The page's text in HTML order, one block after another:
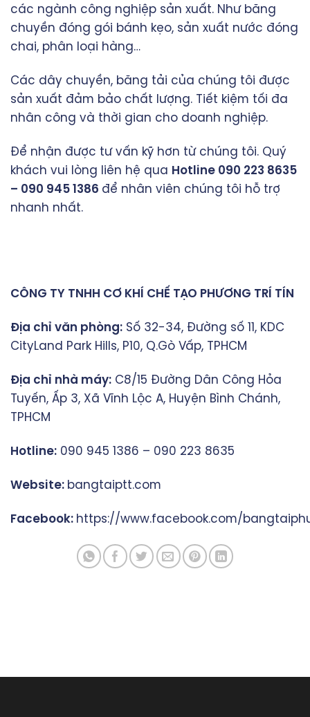
các ngành công nghiệp sản xuất. Như băng
chuyền đóng gói bánh kẹo, sản xuất nước đóng
chai, phân loại hàng…
Các dây chuyền, băng tải của chúng tôi được
sản xuất đảm bảo chất lượng. Tiết kiệm tối đa
nhân công và thời gian cho doanh nghiệp.
Để nhận được tư vấn kỹ hơn từ chúng tôi. Quý
khách vui lòng liên hệ qua Hotline 090 223 8635
– 090 945 1386 để nhân viên chúng tôi hỗ trợ
nhanh nhất.
CÔNG TY TNHH CƠ KHÍ CHẾ TẠO PHƯƠNG TRÍ TÍN
Địa chỉ văn phòng: Số 32-34, Đường số 11, KDC
CityLand Park Hills, P10, Q.Gò Vấp, TPHCM
Địa chỉ nhà máy: C8/15 Đường Dân Công Hỏa
Tuyến, Ấp 3, Xã Vĩnh Lộc A, Huyện Bình Chánh,
TPHCM
Hotline: 090 945 1386 – 090 223 8635
Website: bangtaiptt.com
Facebook: https://www.facebook.com/